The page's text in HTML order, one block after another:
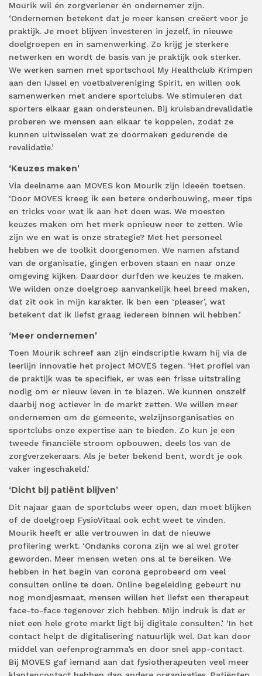
Mourik wil én zorgverlener én ondernemer zijn.
‘Ondernemen betekent dat je meer kansen creëert voor je
praktijk. Je moet blijven investeren in jezelf, in nieuwe
doelgroepen en in samenwerking. Zo krijg je sterkere
netwerken en wordt de basis van je praktijk ook sterker.
We werken samen met sportschool My Healthclub Krimpen
aan den IJssel en voetbalvereniging Spirit, en willen ook
samenwerken met andere sportclubs. We stimuleren dat
sporters elkaar gaan ondersteunen. Bij kruisbandrevalidatie
proberen we mensen aan elkaar te koppelen, zodat ze
kunnen uitwisselen wat ze doormaken gedurende de
revalidatie.’
‘Keuzes maken’
Via deelname aan MOVES kon Mourik zijn ideeën toetsen.
‘Door MOVES kreeg ik een betere onderbouwing, meer tips
en tricks voor wat ik aan het doen was. We moesten
keuzes maken om het merk opnieuw neer te zetten. Wie
zijn we en wat is onze strategie? Met het personeel
hebben we de toolkit doorgenomen. We namen afstand
van de organisatie, gingen erboven staan en naar onze
omgeving kijken. Daardoor durfden we keuzes te maken.
We wilden onze doelgroep aanvankelijk heel breed maken,
dat zit ook in mijn karakter. Ik ben een ‘pleaser’, wat
betekent dat ik liefst graag iedereen binnen wil hebben.’
‘Meer ondernemen’
Toen Mourik schreef aan zijn eindscriptie kwam hij via de
leerlijn innovatie het project MOVES tegen. ‘Het profiel van
de praktijk was te specifiek, er was een frisse uitstraling
nodig om er nieuw leven in te blazen. We kunnen onszelf
daarbij nog actiever in de markt zetten. We willen meer
ondernemen om de gemeente, welzijnsorganisaties en
sportclubs onze expertise aan te bieden. Zo kun je een
tweede financiële stroom opbouwen, deels los van de
zorgverzekeraars. Als je beter bekend bent, wordt je ook
vaker ingeschakeld.’
‘Dicht bij patiënt blijven’
Dit najaar gaan de sportclubs weer open, dan moet blijken
of de doelgroep FysioVitaal ook echt weet te vinden.
Mourik heeft er alle vertrouwen in dat de nieuwe
profilering werkt. ‘Ondanks corona zijn we al wel groter
geworden. Meer mensen weten ons al te bereiken. We
hebben in het begin van corona geprobeerd om veel
consulten online te doen. Online begeleiding gebeurt nu
nog mondjesmaat, mensen willen het liefst een therapeut
face-to-face tegenover zich hebben. Mijn indruk is dat er
niet een hele grote markt ligt bij digitale consulten.’ ‘In het
contact helpt de digitalisering natuurlijk wel. Dat kan door
middel van oefenprogramma’s en door snel app-contact.
Bij MOVES gaf iemand aan dat fysiotherapeuten veel meer